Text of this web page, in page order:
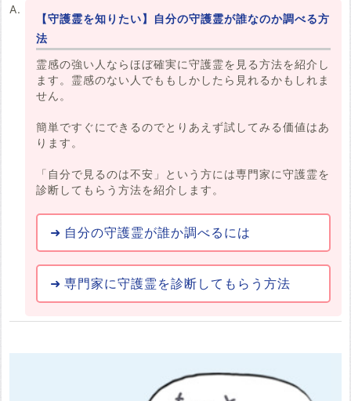
【守護霊を知りたい】自分の守護霊が誰なのか調べる方
法
霊感の強い人ならほぼ確実に守護霊を見る方法を紹介し
ます。霊感のない人でももしかしたら見れるかもしれま
せん。
簡単ですぐにできるのでとりあえず試してみる価値はあ
ります。
「自分で見るのは不安」という方には専門家に守護霊を
診断してもらう方法を紹介します。
自分の守護霊が誰か調べるには
専門家に守護霊を診断してもらう方法